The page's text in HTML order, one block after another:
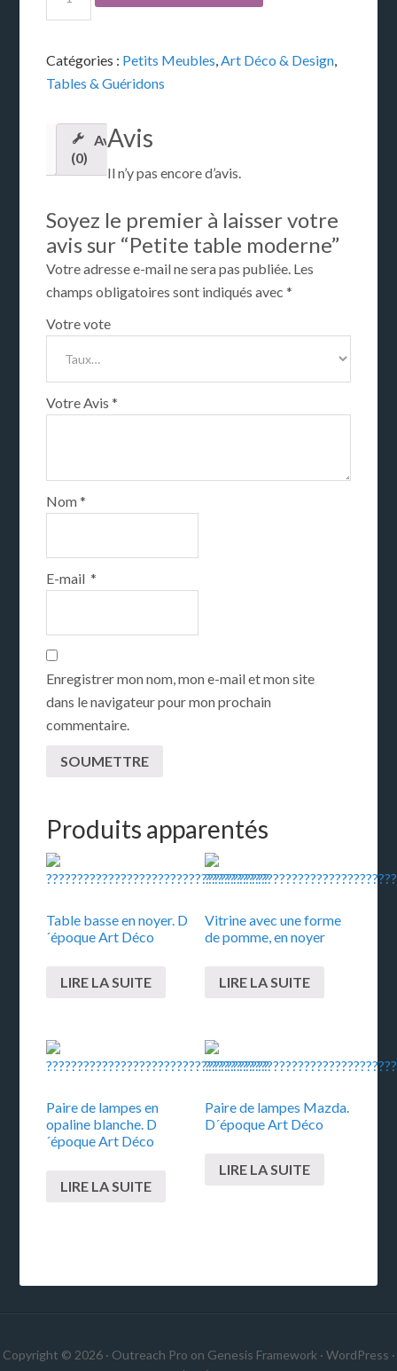
Catégories : Petits Meubles,Art Déco & Design,
Tables & Guéridons
Avis
(0)
Avis
Il n’y pas encore d’avis.
Soyez le premier à laisser votre
avis sur “Petite table moderne”
Votre adresse e-mail ne sera pas publiée. Les
champs obligatoires sont indiqués avec*
Votre vote
Votre Avis*
Nom*
E-mail*
Enregistrer mon nom, mon e-mail et mon site
dans le navigateur pour mon prochain
commentaire.
Produits apparentés
Table basse en noyer. D
´époque Art Déco
LIRE LA SUITE
Vitrine avec une forme
de pomme, en noyer
LIRE LA SUITE
Paire de lampes en
opaline blanche. D
´époque Art Déco
LIRE LA SUITE
Paire de lampes Mazda.
D´époque Art Déco
LIRE LA SUITE
Copyright © 2026 · Outreach Pro on Genesis Framework · WordPress ·